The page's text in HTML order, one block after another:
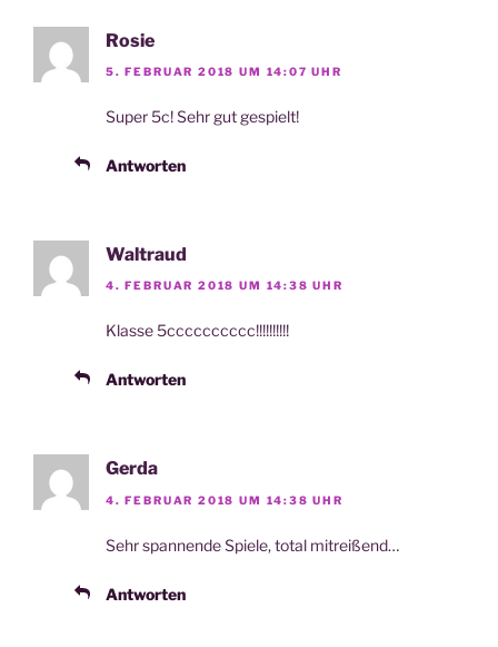
Rosie
5. FEBRUAR 2018 UM 14:07 UHR
Super 5c! Sehr gut gespielt!
Antworten
Waltraud
4. FEBRUAR 2018 UM 14:38 UHR
Klas­se 5cccccccccc!!!!!!!!!!
Antworten
Gerda
4. FEBRUAR 2018 UM 14:38 UHR
Sehr span­nen­de Spie­le, total mitreißend…
Antworten